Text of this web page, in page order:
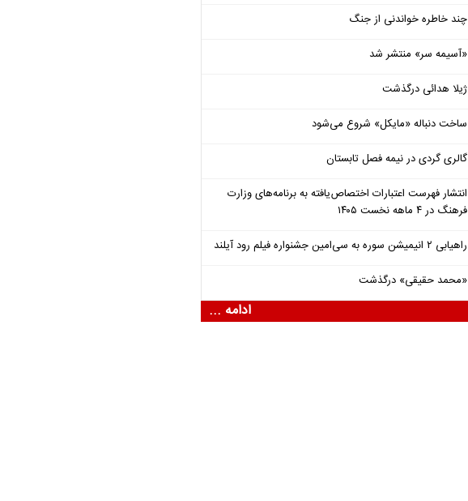
چند خاطره خواندنی از جنگ
«آسیمه سر» منتشر شد
ژیلا هدائی درگذشت
ساخت دنباله «مایکل» شروع می‌شود
گالری گردی در نیمه فصل تابستان
انتشار فهرست اعتبارات اختصاص‌یافته به برنامه‌های وزارت
فرهنگ در ۴ ماهه نخست ۱۴۰۵
راهیابی ۲ انیمیشن سوره به سی‌امین جشنواره فیلم رود آیلند
«محمد حقیقی» درگذشت
ادامه ...